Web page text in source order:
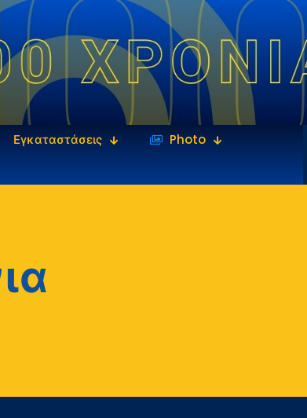
Εγκαταστάσεις
‎‏‏‎ ‎Photo